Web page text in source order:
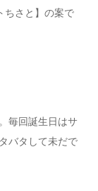
ちさと】の案で
毎回誕生日はサ
バタして未だで